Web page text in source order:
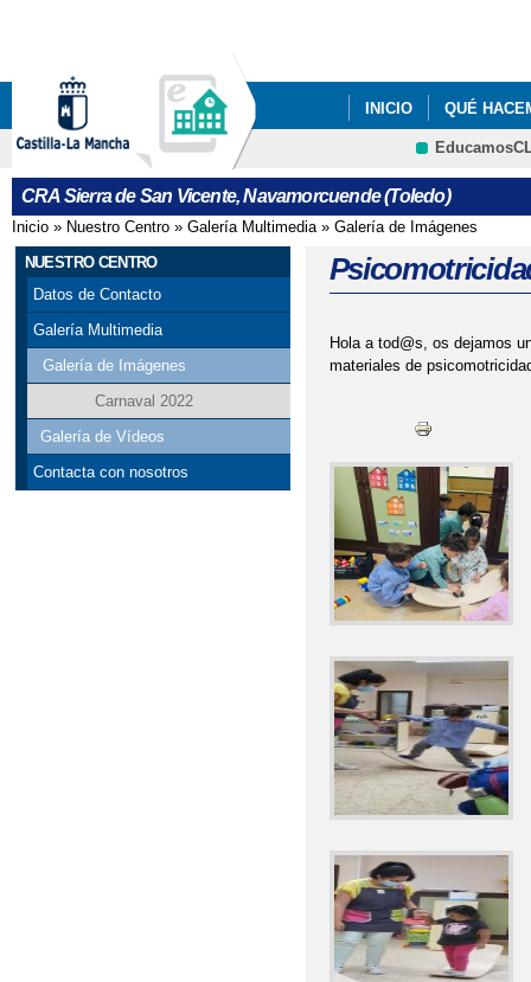
INICIO QUÉ
PROGRAMA DE
Cultura
CRA Sierra de San Vicente, Navamorcuende (Toledo)
Se encuentra usted aquí
Inicio » Nuestro Centro » Galería Multimedia» Galería de Imágenes
NUESTRO CENTRO
Datos de Contacto
Galería Multimedia
Galería de Imágenes
Carnaval 2022
Galería de Vídeos
Contacta con nosotros
Hola a tod@s, os dejamos
materiales de